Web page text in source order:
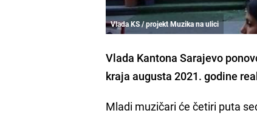
Vlada KS / projekt Muzika na ulici
Vlada Kantona Sarajevo
kraja augusta 2021. godine
Mladi muzičari će četiri puta